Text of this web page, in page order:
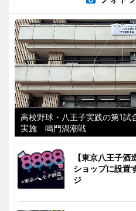
高校野球・八王子実践の第1試
実施 鳴門渦潮戦
【東京八王子酒
ショップに設置
ジ